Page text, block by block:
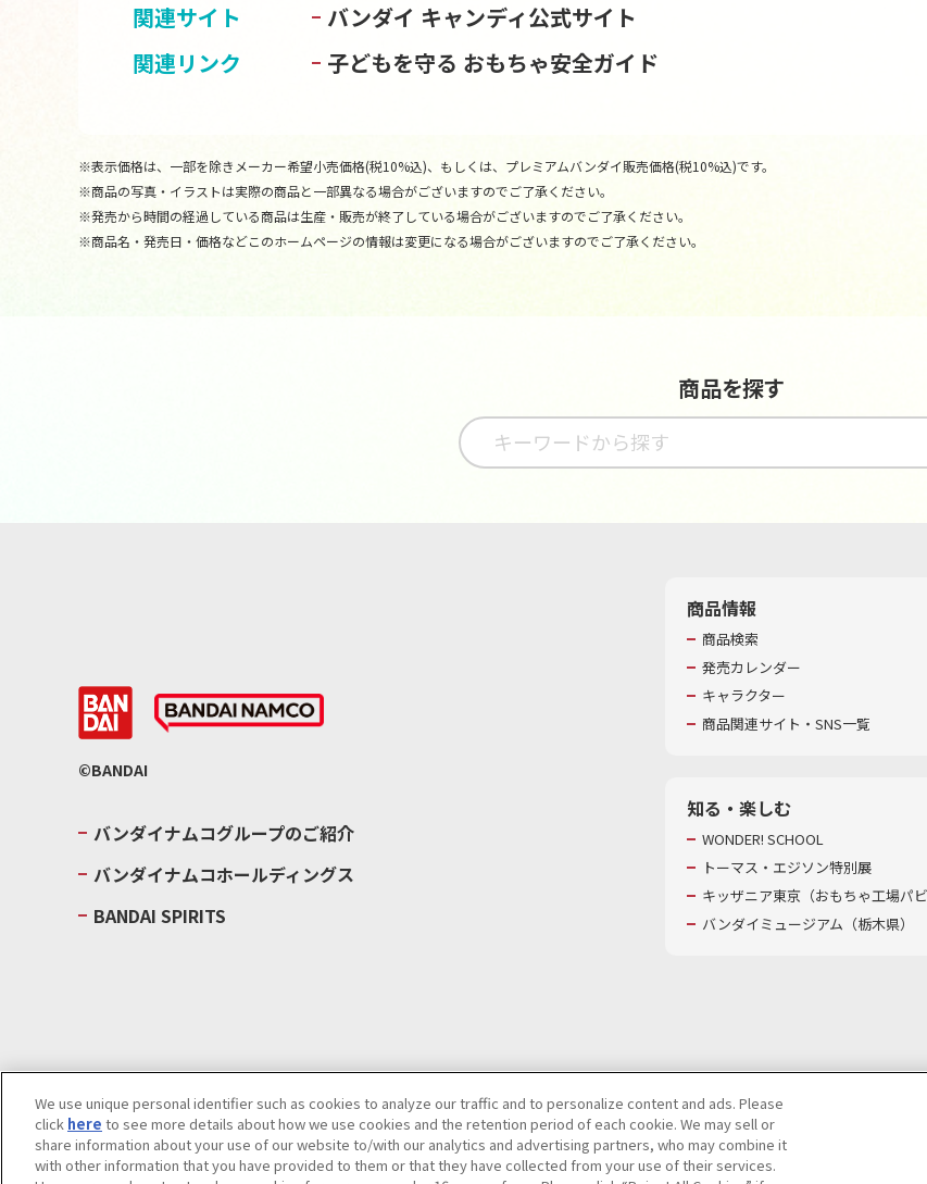
関連サイト
バンダイ キャンディ公式サイト
関連リンク
子どもを守る おもちゃ安全ガイド
※表示価格は、一部を除きメーカー希望小売価格(税10%込)、もしくは、プレミアムバンダイ販売価格(税10%込)です。
※商品の写真・イラストは実際の商品と一部異なる場合がございますのでご了承ください。
※発売から時間の経過している商品は生産・販売が終了している場合がございますのでご了承ください。
※商品名・発売日・価格などこのホームページの情報は変更になる場合がございますのでご了承ください。
商品を探す
©BANDAI
バンダイナムコグループのご紹介
バンダイナムコホールディングス
BANDAI SPIRITS
商品情報
商品検索
発売カレンダー
キャラクター
商品関連サイト・SNS一覧
知る・楽しむ
WONDER! SCHOOL
トーマス・エジソン特別展
キッザニア東京（おもちゃ工場パビ
バンダイミュージアム（栃木県）
ウェブサイトご利用条件ソーシャルメディアポリシー個人情報及び特定個人情報等の取り扱いに関する保護方針
Do Not Sell or Share My Personal Information著作権・商標についてカスタマーハラスメントに対する基本的な対応方針
We use unique personal identifier such as cookies to analyze our traffic and to personalize content and ads. Please
click here to see more details about how we use cookies and the retention period of each cookie. We may sell or
share information about your use of our website to/with our analytics and advertising partners, who may combine it
with other information that you have provided to them or that they have collected from your use of their services.